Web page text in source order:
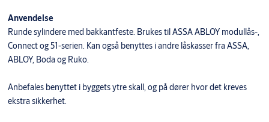
Anvendelse
Runde sylindere med bakkantfeste. Brukes til ASSA ABLOY modullås-,
Connect og 51-serien. Kan også benyttes i andre låskasser fra ASSA,
ABLOY, Boda og Ruko.
Anbefales benyttet i byggets ytre skall, og på dører hvor det kreves
ekstra sikkerhet.